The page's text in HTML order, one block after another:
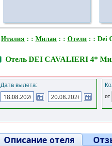
Италия : : Милан : : Отели : : Dei
Отель DEI CAVALIERI 4*
Дата вылета:
от
Описание отеля